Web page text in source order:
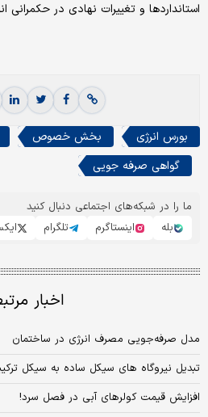
استانداردها و تغییرات نهادی در حکمرانی
بورس انرژی بخش خصوص
گواهی صرفه جویی
ما را در شبکه‌های اجتماعی دنبال کنید
بله
اینستاگرم تلگرام
اخبار
مدل صرفه‌جویی مصرف انرژی در ساختمان
تبدیل نیروگاه‏ های سیکل ساده به سیکل
افزایش قیمت کولرهای آبی در فصل سرد‌!